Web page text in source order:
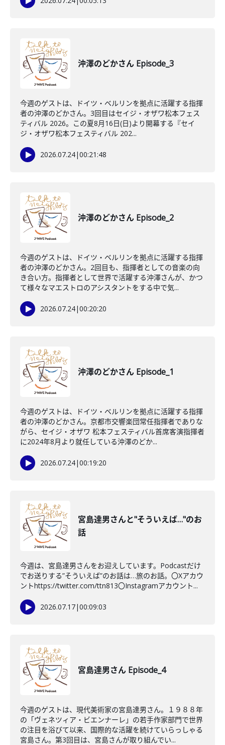
沖澤のどかさん Episode_3
今週のゲストは、ドイツ・ベルリンを拠点に活躍する指揮
者の沖澤のどかさん。3回目はセイジ・オザワ松本フェス
ティバル 2026。この夏8月16日(日)より開幕する『セイ
ジ・オザワ松本フェスティバル 202...
2026.07.24|00:21:48
沖澤のどかさん Episode_2
今週のゲストは、ドイツ・ベルリンを拠点に活躍する指揮
者の沖澤のどかさん。2回目も、指揮者としての音楽の向
き合い方。指揮者として世界で活躍する沖澤さんが、かつ
て様々なマエストロのアシスタントをする中で気...
2026.07.24|00:20:20
沖澤のどかさん Episode_1
今週のゲストは、ドイツ・ベルリンを拠点に活躍する指揮
者の沖澤のどかさん。京都市交響楽団常任指揮者でありな
がら、セイジ・オザワ 松本フェスティバル首席客演指揮者
に2024年8月より就任している沖澤のどか...
2026.07.24|00:19:20
宮島達男さんと"そういえば…"のお
話
今週は、宮島達男さんをお迎えしています。Podcastだけ
でお送りする”そういえば”のお話は…旅のお話。〇Xアカウ
ントhttps://twitter.com/ttn813〇Instagramアカウント...
2026.07.17|00:09:03
宮島達男さん Episode_4
今週のゲストは、現代美術家の宮島達男さん。１９８８年
の「ヴェネツィア・ビエンナーレ」の若手作家部門で世界
の注目を浴びて以来、国際的な活躍を続けていらっしゃる
宮島さん。第3回目は、宮島さんが取り組んでい...